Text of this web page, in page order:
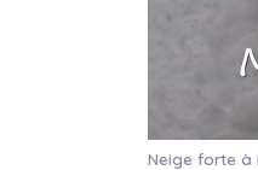
Neige forte à